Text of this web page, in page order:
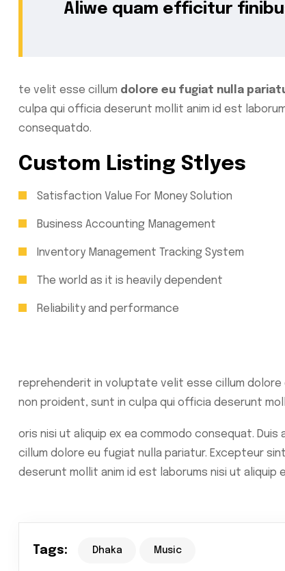
Aliwe quam efficitur
te velit esse cillum dolore eu fugiat nulla
culpa qui officia deserunt mollit anim id est
consequatdo.
Custom Listing Stlyes
Satisfaction Value For Money Solution
Business Accounting Management
Inventory Management Tracking System
The world as it is heavily dependent
Reliability and performance
reprehenderit in voluptate velit esse cillum
non proident, sunt in culpa qui officia deserunt
oris nisi ut aliquip ex ea commodo consequat.
cillum dolore eu fugiat nulla pariatur. Excepteur
deserunt mollit anim id est laborums nisi ut aliquip
Tags: Dhaka Music